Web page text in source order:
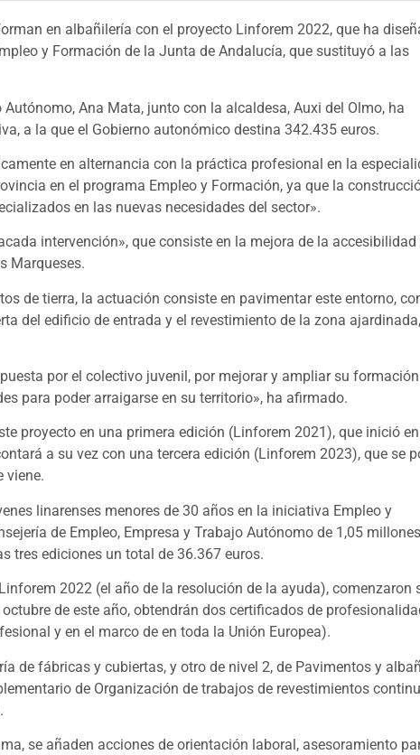
en albañilería con el proyecto Linforem 2022, que ha
y Formación de la Junta de Andalucía, que sustituyó a las
Ana Mata, junto con la alcaldesa, Auxi del Olmo, ha
a la que el Gobierno autonómico destina 342.435 euros.
en alternancia con la práctica profesional en la
en el programa Empleo y Formación, ya que la
en las nuevas necesidades del sector».
intervención», que consiste en la mejora de la accesibilidad
Marqueses.
de tierra, la actuación consiste en pavimentar este entorno,
del edificio de entrada y el revestimiento de la zona
por el colectivo juvenil, por mejorar y ampliar su
para poder arraigarse en su territorio», ha afirmado.
proyecto en una primera edición (Linforem 2021), que inició
a su vez con una tercera edición (Linforem 2023), que se
viene.
linarenses menores de 30 años en la iniciativa Empleo y
de Empleo, Empresa y Trabajo Autónomo de 1,05
tres ediciones un total de 36.367 euros.
2022 (el año de la resolución de la ayuda), comenzaron
de este año, obtendrán dos certificados de
y en el marco de en toda la Unión Europea).
de fábricas y cubiertas, y otro de nivel 2, de Pavimentos y
de Organización de trabajos de revestimientos
se añaden acciones de orientación laboral, asesoramiento